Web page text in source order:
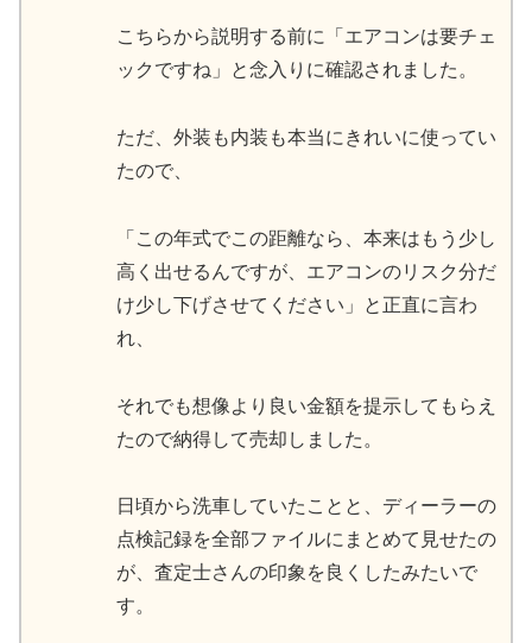
こちらから説明する前に「エアコンは要チェ
ックですね」と念入りに確認されました。
ただ、外装も内装も本当にきれいに使ってい
たので、
「この年式でこの距離なら、本来はもう少し
高く出せるんですが、エアコンのリスク分だ
け少し下げさせてください」と正直に言わ
れ、
それでも想像より良い金額を提示してもらえ
たので納得して売却しました。
日頃から洗車していたことと、ディーラーの
点検記録を全部ファイルにまとめて見せたの
が、査定士さんの印象を良くしたみたいで
す。